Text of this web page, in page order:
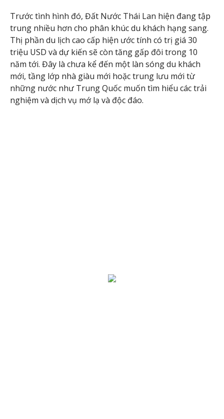
Trước tình hình đó, Đất Nước Thái Lan hiện đang tập
trung nhiều hơn cho phân khúc du khách hạng sang.
Thị phần du lịch cao cấp hiện ước tính có trị giá 30
triệu USD và dự kiến sẽ còn tăng gấp đôi trong 10
năm tới. Đây là chưa kể đến một làn sóng du khách
mới, tầng lớp nhà giàu mới hoặc trung lưu mới từ
những nước như Trung Quốc muốn tìm hiểu các trải
nghiệm và dịch vụ mớ lạ và độc đáo.